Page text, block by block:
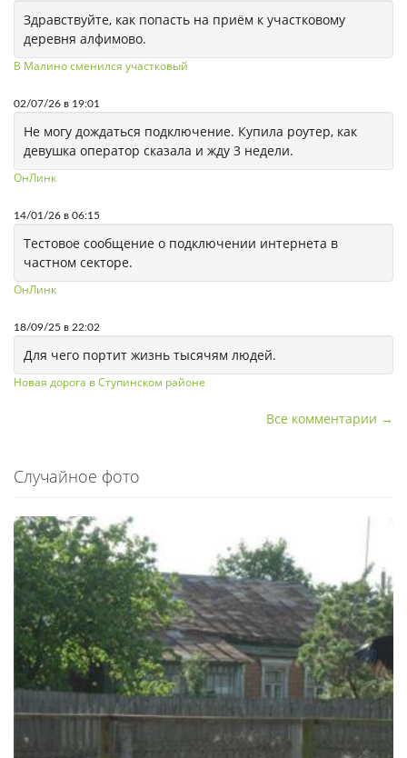
Здравствуйте, как попасть на приём к участковому
деревня алфимово.
В Малино сменился участковый
02/07/26 в 19:01
Не могу дождаться подключение. Купила роутер, как
девушка оператор сказала и жду 3 недели.
ОнЛинк
14/01/26 в 06:15
Тестовое сообщение о подключении интернета в
частном секторе.
ОнЛинк
18/09/25 в 22:02
Для чего портит жизнь тысячям людей.
Новая дорога в Ступинском районе
Все комментарии →
Случайное фото